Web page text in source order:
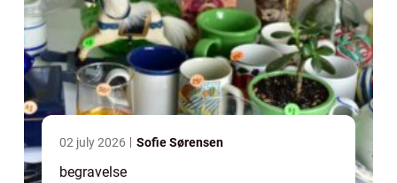
02 july 2026 Sofie Sørensen
begravelse